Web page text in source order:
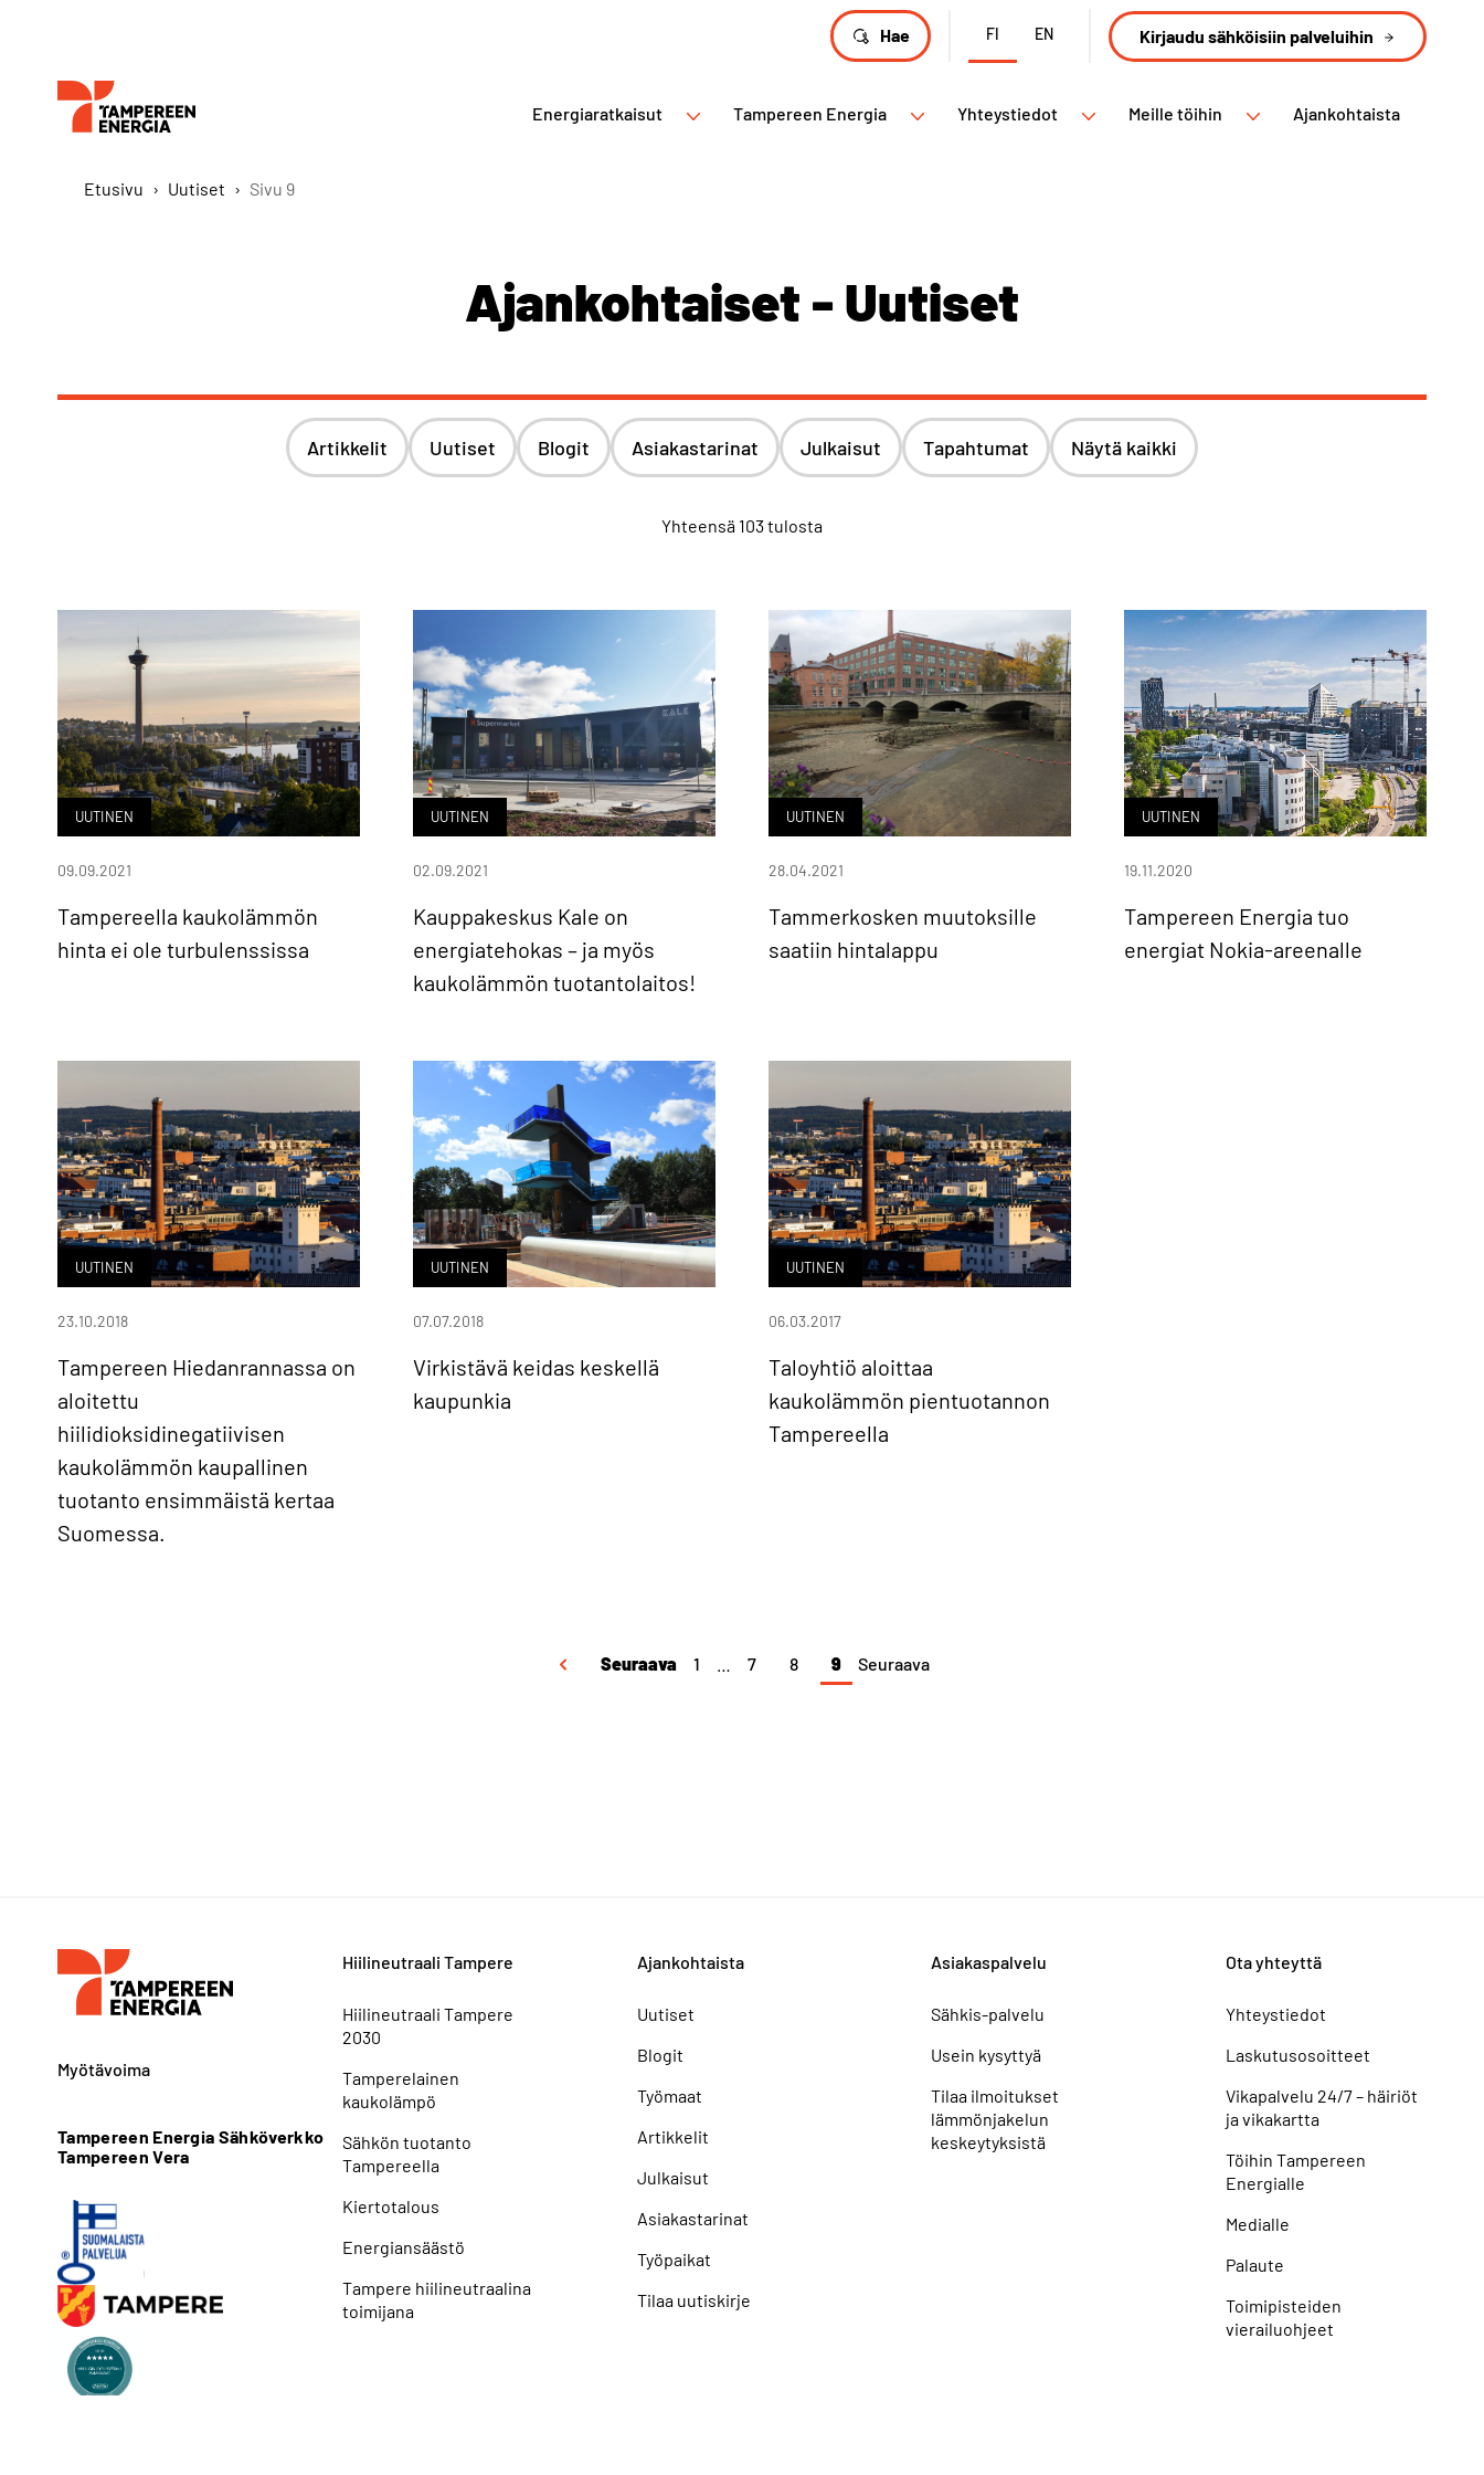
Hae FI EN Kirjaudu sähköisiin palveluihin
Energiaratkaisut Tampereen Energia Yhteystiedot Meille töihin Ajankohtaista
Etusivu › Uutiset › Sivu 9
Ajankohtaiset - Uutiset
Artikkelit Uutiset Blogit Asiakastarinat Julkaisut Tapahtumat Näytä kaikki
Yhteensä 103 tulosta
UUTINEN
Tampereella kaukolämmön
hinta ei ole turbulenssissa
09.09.2021
UUTINEN
Kauppakeskus Kale on
energiatehokas – ja myös
kaukolämmön tuotantolaitos!
02.09.2021
UUTINEN
Tammerkosken muutoksille
saatiin hintalappu
28.04.2021
UUTINEN
Tampereen Energia tuo
energiat Nokia-areenalle
19.11.2020
UUTINEN
Tampereen Hiedanrannassa on
aloitettu
hiilidioksidinegatiivisen
kaukolämmön kaupallinen
tuotanto ensimmäistä kertaa
Suomessa.
23.10.2018
UUTINEN
Virkistävä keidas keskellä
kaupunkia
07.07.2018
UUTINEN
Taloyhtiö aloittaa
kaukolämmön pientuotannon
Tampereella
06.03.2017
Seuraava 1 7 8 9 Seuraava
Myötävoima
Tampereen Energia Sähköverkko
Tampereen Vera
Hiilineutraali Tampere
Hiilineutraali Tampere
2030
Tamperelainen
kaukolämpö
Sähkön tuotanto
Tampereella
Kiertotalous
Energiansäästö
Tampere hiilineutraalina
toimijana
Ajankohtaista
Uutiset
Blogit
Työmaat
Artikkelit
Julkaisut
Asiakastarinat
Työpaikat
Tilaa uutiskirje
Asiakaspalvelu
Sähkis-palvelu
Usein kysyttyä
Tilaa ilmoitukset
lämmönjakelun
keskeytyksistä
Ota yhteyttä
Yhteystiedot
Laskutusosoitteet
Vikapalvelu 24/7 – häiriöt
ja vikakartta
Töihin Tampereen
Energialle
Medialle
Palaute
Toimipisteiden
vierailuohjeet